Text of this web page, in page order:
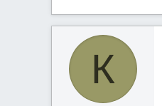
т
р
т
м
ы
т
н
л
К